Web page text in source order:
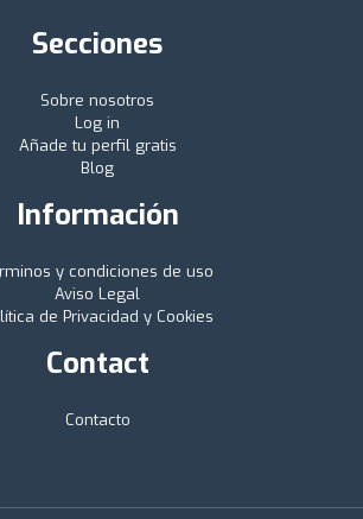
Secciones
Sobre nosotros
Log in
Añade tu perfil gratis
Blog
Información
y condiciones de uso
Aviso Legal
de Privacidad y Cookies
Contact
Contacto